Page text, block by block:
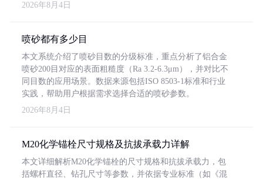
2026年8月4日
喷砂都有多少目
本文系统介绍了喷砂目数的分级标准，重点分析了铝合金
喷砂200目对应的表面粗糙度（Ra 3.2-6.3μm），并对比不
同目数的应用场景。数据来源包括ISO 8503-1标准和行业
实践，帮助用户根据需求选择合适的喷砂参数。
2026年8月4日
M20化学锚栓尺寸规格及抗拔承载力详解
本文详细解析M20化学锚栓的尺寸规格和抗拔承载力，包
括螺杆直径、钻孔尺寸等参数，并依据专业标准（如《混